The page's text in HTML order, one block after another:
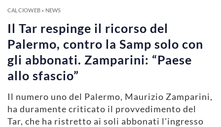
CALCIOWEB» NEWS
Il Tar respinge il ricorso del
Palermo, contro la Samp solo con
gli abbonati. Zamparini: “Paese
allo sfascio”
Il numero uno del Palermo, Maurizio Zamparini,
ha duramente criticato il provvedimento del
Tar, che ha ristretto ai soli abbonati l'ingresso